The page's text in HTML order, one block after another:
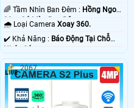
🌈 Tầm Nhìn Ban Đêm : Hồng Ngoại
30m Có Màu Ban Ðêm.
🌧️ Loại CameraXoay 360.
️✔️ Khả Năng : Báo Động Tại Chỗ
Nháy Sáng.
2067